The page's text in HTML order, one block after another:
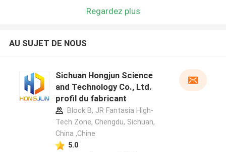
Regardez plus
AU SUJET DE NOUS
Sichuan Hongjun Science
and Technology Co., Ltd.
profil du fabricant
Block B, JR Fantasia High-
Tech Zone, Chengdu, Sichuan,
China ,Chine
5.0